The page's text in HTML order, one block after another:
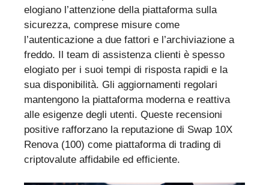
elogiano l’attenzione della piattaforma sulla
sicurezza, comprese misure come
l’autenticazione a due fattori e l’archiviazione a
freddo. Il team di assistenza clienti è spesso
elogiato per i suoi tempi di risposta rapidi e la
sua disponibilità. Gli aggiornamenti regolari
mantengono la piattaforma moderna e reattiva
alle esigenze degli utenti. Queste recensioni
positive rafforzano la reputazione di Swap 10X
Renova (100) come piattaforma di trading di
criptovalute affidabile ed efficiente.